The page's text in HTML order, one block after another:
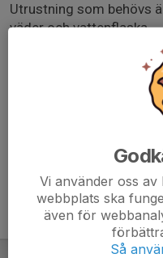
Utrustning som behövs
väder och vattenflaska.
Vi använder oss
webbplats ska
även för
Så